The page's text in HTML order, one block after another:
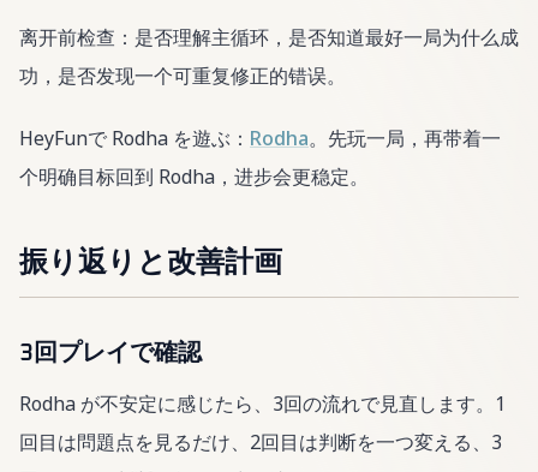
离开前检查：是否理解主循环，是否知道最好一局为什么成
功，是否发现一个可重复修正的错误。
HeyFunで Rodha を遊ぶ： Rodha。先玩一局，再带着一
个明确目标回到 Rodha，进步会更稳定。
振り返りと改善計画
3回プレイで確認
Rodha が不安定に感じたら、3回の流れで見直します。1
回目は問題点を見るだけ、2回目は判断を一つ変える、3